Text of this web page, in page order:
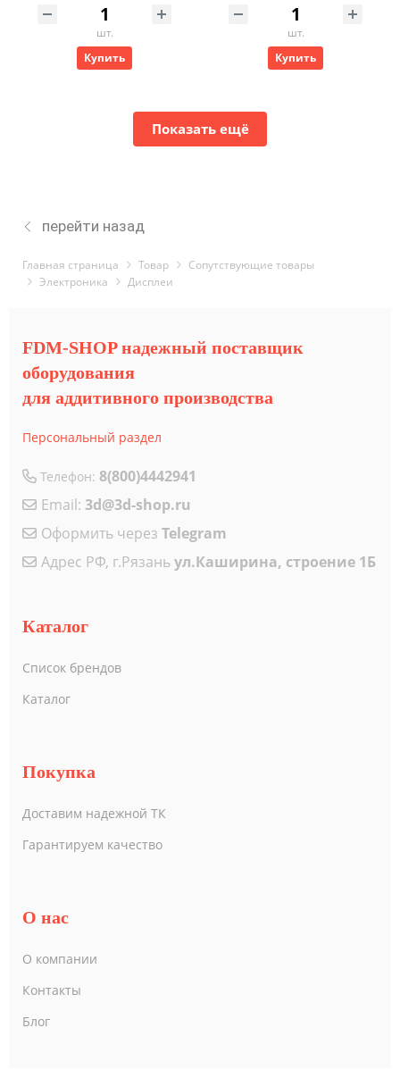
шт.
Купить
шт.
Купить
Показать ещё
перейти назад
Главная страница Товар
Cопутствующие товары
Электроника
Дисплеи
FDM-SHOP надежный поставщик
оборудования
для аддитивного производства
Персональный раздел
Телефон: 8(800)4442941
Email: 3d@3d-shop.ru
Оформить через Telegram
Адрес РФ, г.Рязаньул.Каширина, строение 1Б
Каталог
Список брендов
Каталог
Покупка
Доставим надежной ТК
Гарантируем качество
О нас
О компании
Контакты
Блог